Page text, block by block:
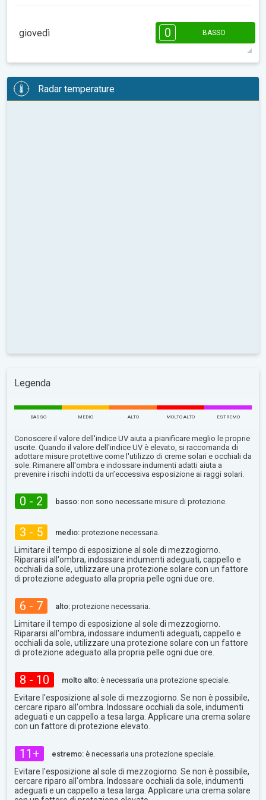
14:00 16:00 18:00
18:21 9°
giovedì 0 BASSO
08:00
0 h 07:36 18:22 11°
Radar temperature
Legenda
BASSO MEDIO ALTO MOLTO ALTO ESTREMO
Conoscere il valore dell'indice UV aiuta a pianificare meglio le proprie
uscite. Quando il valore dell'indice UV è elevato, si raccomanda di
adottare misure protettive come l'utilizzo di creme solari e occhiali da
sole. Rimanere all'ombra e indossare indumenti adatti aiuta a
prevenire i rischi indotti da un’eccessiva esposizione ai raggi solari.
0 - 2 basso: non sono necessarie misure di protezione.
3 - 5 medio: protezione necessaria.
Limitare il tempo di esposizione al sole di mezzogiorno.
Ripararsi all'ombra, indossare indumenti adeguati, cappello e
occhiali da sole, utilizzare una protezione solare con un fattore
di protezione adeguato alla propria pelle ogni due ore.
6 - 7 alto: protezione necessaria.
Limitare il tempo di esposizione al sole di mezzogiorno.
Ripararsi all'ombra, indossare indumenti adeguati, cappello e
occhiali da sole, utilizzare una protezione solare con un fattore
di protezione adeguato alla propria pelle ogni due ore.
8 - 10 molto alto: è necessaria una protezione speciale.
Evitare l'esposizione al sole di mezzogiorno. Se non è possibile,
cercare riparo all'ombra. Indossare occhiali da sole, indumenti
adeguati e un cappello a tesa larga. Applicare una crema solare
con un fattore di protezione elevato.
11+ estremo: è necessaria una protezione speciale.
Evitare l'esposizione al sole di mezzogiorno. Se non è possibile,
cercare riparo all'ombra. Indossare occhiali da sole, indumenti
adeguati e un cappello a tesa larga. Applicare una crema solare